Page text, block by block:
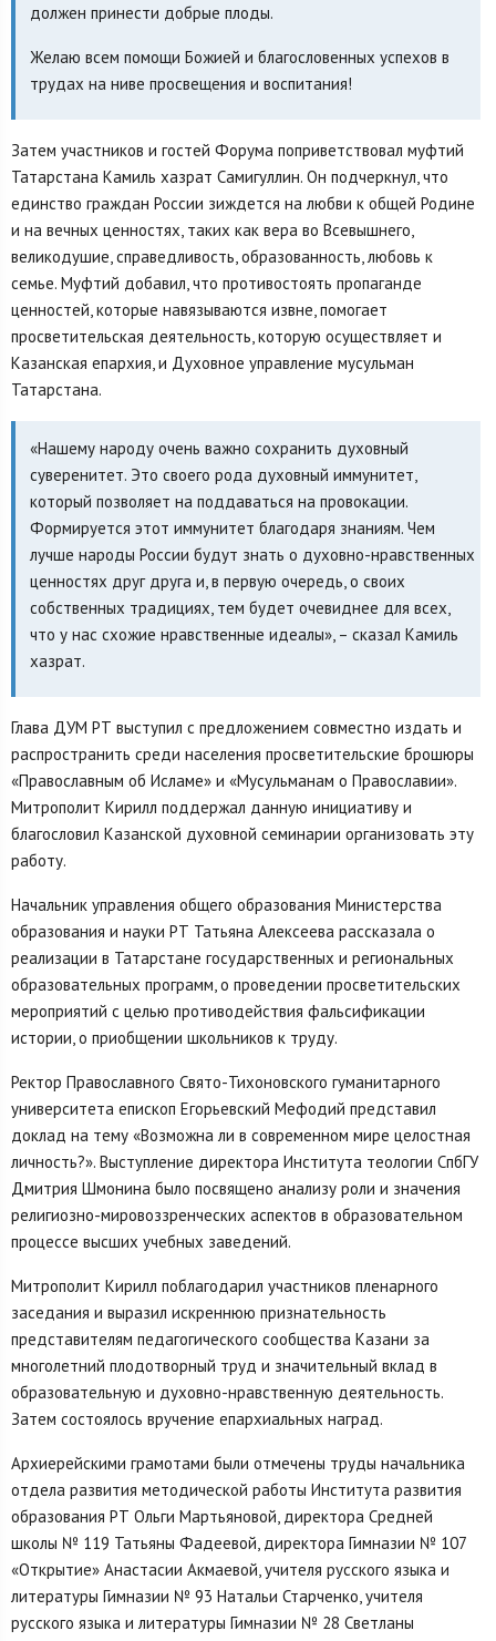
должен принести добрые плоды.
Желаю всем помощи Божией и благословенных успехов в
трудах на ниве просвещения и воспитания!
Затем участников и гостей Форума поприветствовал муфтий
Татарстана Камиль хазрат Самигуллин. Он подчеркнул, что
единство граждан России зиждется на любви к общей Родине
и на вечных ценностях, таких как вера во Всевышнего,
великодушие, справедливость, образованность, любовь к
семье. Муфтий добавил, что противостоять пропаганде
ценностей, которые навязываются извне, помогает
просветительская деятельность, которую осуществляет и
Казанская епархия, и Духовное управление мусульман
Татарстана.
«Нашему народу очень важно сохранить духовный
суверенитет. Это своего рода духовный иммунитет,
который позволяет на поддаваться на провокации.
Формируется этот иммунитет благодаря знаниям. Чем
лучше народы России будут знать о духовно-нравственных
ценностях друг друга и, в первую очередь, о своих
собственных традициях, тем будет очевиднее для всех,
что у нас схожие нравственные идеалы», – сказал Камиль
хазрат.
Глава ДУМ РТ выступил с предложением совместно издать и
распространить среди населения просветительские брошюры
«Православным об Исламе» и «Мусульманам о Православии».
Митрополит Кирилл поддержал данную инициативу и
благословил Казанской духовной семинарии организовать эту
работу.
Начальник управления общего образования Министерства
образования и науки РТ Татьяна Алексеева рассказала о
реализации в Татарстане государственных и региональных
образовательных программ, о проведении просветительских
мероприятий с целью противодействия фальсификации
истории, о приобщении школьников к труду.
Ректор Православного Свято-Тихоновского гуманитарного
университета епископ Егорьевский Мефодий представил
доклад на тему «Возможна ли в современном мире целостная
личность?». Выступление директора Института теологии СпбГУ
Дмитрия Шмонина было посвящено анализу роли и значения
религиозно-мировоззренческих аспектов в образовательном
процессе высших учебных заведений.
Митрополит Кирилл поблагодарил участников пленарного
заседания и выразил искреннюю признательность
представителям педагогического сообщества Казани за
многолетний плодотворный труд и значительный вклад в
образовательную и духовно-нравственную деятельность.
Затем состоялось вручение епархиальных наград.
Архиерейскими грамотами были отмечены труды начальника
отдела развития методической работы Института развития
образования РТ Ольги Мартьяновой, директора Средней
школы № 119 Татьяны Фадеевой, директора Гимназии № 107
«Открытие» Анастасии Акмаевой, учителя русского языка и
литературы Гимназии № 93 Натальи Старченко, учителя
русского языка и литературы Гимназии № 28 Светланы